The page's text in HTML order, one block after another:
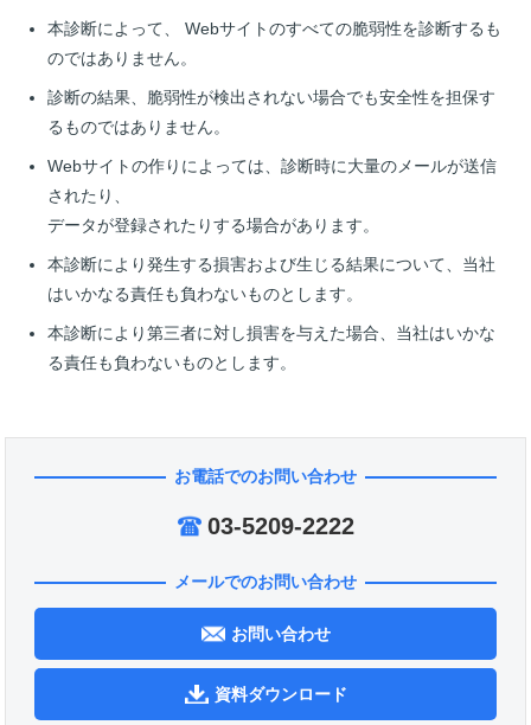
本診断によって、 Webサイトのすべての脆弱性を診断するも
のではありません。
診断の結果、脆弱性が検出されない場合でも安全性を担保す
るものではありません。
Webサイトの作りによっては、診断時に大量のメールが送信
されたり、
データが登録されたりする場合があります。
本診断により発生する損害および生じる結果について、当社
はいかなる責任も負わないものとします。
本診断により第三者に対し損害を与えた場合、当社はいかな
る責任も負わないものとします。
お電話でのお問い合わせ
03-5209-2222
メールでのお問い合わせ
お問い合わせ
資料ダウンロード